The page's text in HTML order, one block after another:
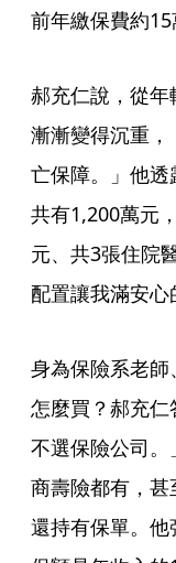
前年繳保費約15
郝充仁說，從
漸漸變得沉重
亡保障。」他
共有1,200萬元
元、共3張住院
配置讓我滿安心
身為保險系老
怎麼買？郝充
不選保險公司
商壽險都有，
還持有保單。